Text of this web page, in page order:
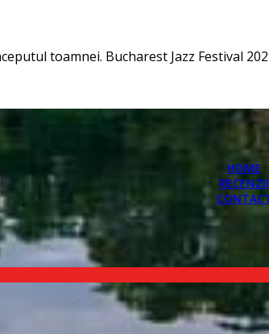
toamnei. Bucharest Jazz Festival
HOME
RECENZII